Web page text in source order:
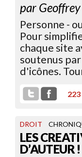
par
Personne -
Pour
chaque site
soutenus
d'icônes.
223
DROIT
LES
D’AUTEUR !